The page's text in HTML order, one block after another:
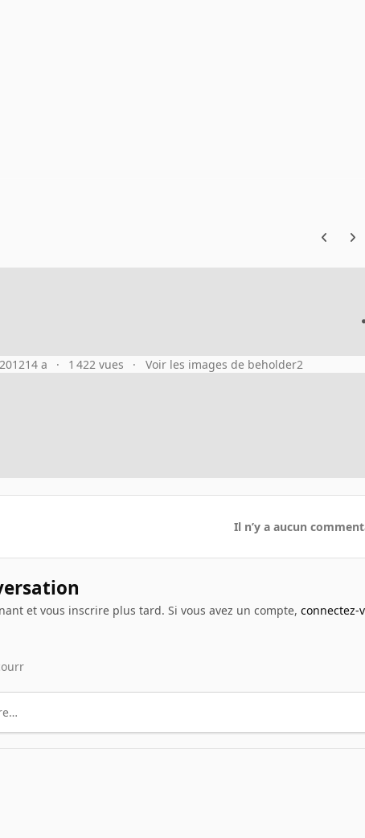
Previous
14 a 1 422 vues Voir les images de beholder2
Il n’y a aucun
et vous inscrire plus tard. Si vous avez un compte, connectez-